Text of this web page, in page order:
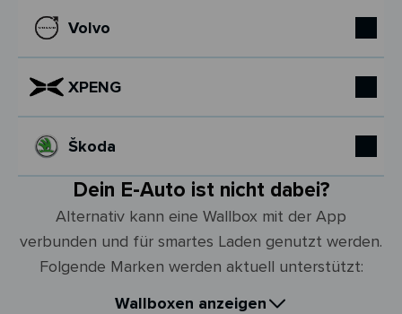
Volvo
XPENG
Škoda
Dein E-Auto ist nicht dabei?
Alternativ kann eine Wallbox mit der App
verbunden und für smartes Laden genutzt werden.
Folgende Marken werden aktuell unterstützt:
Wallboxen anzeigen